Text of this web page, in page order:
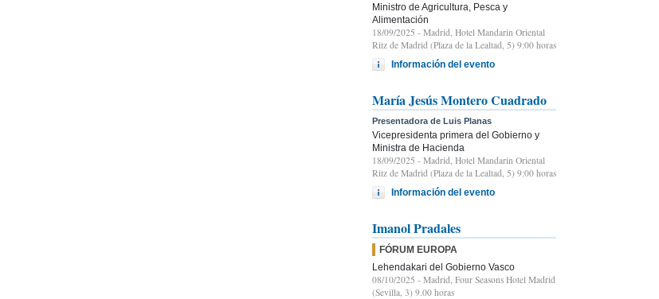
Ministro de Agricultura, Pesca y
Alimentación
18/09/2025 - Madrid, Hotel Mandarin Oriental
Ritz de Madrid (Plaza de la Lealtad, 5) 9:00 horas
Información del evento
María Jesús Montero Cuadrado
Presentadora de Luis Planas
Vicepresidenta primera del Gobierno y
Ministra de Hacienda
18/09/2025 - Madrid, Hotel Mandarin Oriental
Ritz de Madrid (Plaza de la Lealtad, 5) 9:00 horas
Información del evento
Imanol Pradales
FÓRUM EUROPA
Lehendakari del Gobierno Vasco
08/10/2025 - Madrid, Four Seasons Hotel Madrid
(Sevilla, 3) 9.00 horas